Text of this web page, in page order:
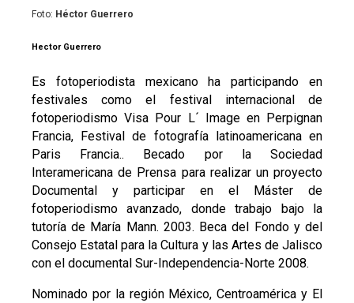
Foto: Héctor Guerrero
Hector Guerrero
Es fotoperiodista mexicano ha participando en
festivales como el festival internacional de
fotoperiodismo Visa Pour L´ Image en Perpignan
Francia, Festival de fotografía latinoamericana en
Paris Francia.. Becado por la Sociedad
Interamericana de Prensa para realizar un proyecto
Documental y participar en el Máster de
fotoperiodismo avanzado, donde trabajo bajo la
tutoría de María Mann. 2003. Beca del Fondo y del
Consejo Estatal para la Cultura y las Artes de Jalisco
con el documental Sur-Independencia-Norte 2008.
Nominado por la región México, Centroamérica y El